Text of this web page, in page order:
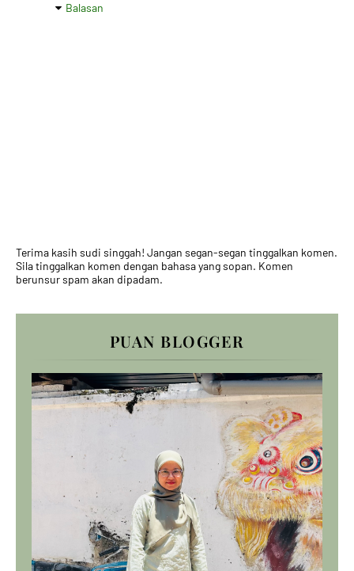
Balasan
Terima kasih sudi singgah! Jangan segan-segan tinggalkan komen.
Sila tinggalkan komen dengan bahasa yang sopan. Komen
berunsur spam akan dipadam.
PUAN BLOGGER